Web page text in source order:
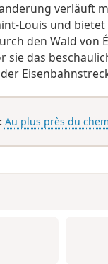
verläuft
Louis und
den Wald von
sie das
Au plus près du